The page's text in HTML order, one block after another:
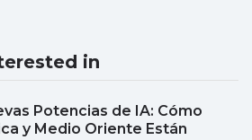
in
Potencias de IA: Cómo
y Medio Oriente Están